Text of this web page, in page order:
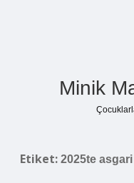
Minik
Etiket: 2025te